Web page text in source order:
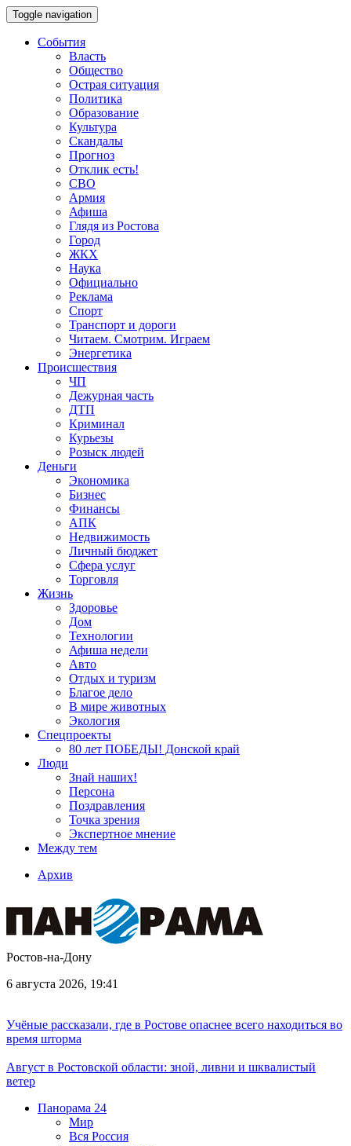
Toggle navigation
События
Власть
Общество
Острая ситуация
Политика
Образование
Культура
Скандалы
Прогноз
Отклик есть!
СВО
Армия
Афиша
Глядя из Ростова
Город
ЖКХ
Наука
Официально
Реклама
Спорт
Транспорт и дороги
Читаем. Смотрим. Играем
Энергетика
Происшествия
ЧП
Дежурная часть
ДТП
Криминал
Курьезы
Розыск людей
Деньги
Экономика
Бизнес
Финансы
АПК
Недвижимость
Личный бюджет
Сфера услуг
Торговля
Жизнь
Здоровье
Дом
Технологии
Афиша недели
Авто
Отдых и туризм
Благое дело
В мире животных
Экология
Спецпроекты
80 лет ПОБЕДЫ! Донской край
Люди
Знай наших!
Персона
Поздравления
Точка зрения
Экспертное мнение
Между тем
Архив
Ростов-на-Дону
6 августа 2026, 19:41
Учёные рассказали, где в Ростове опаснее всего находиться во
время шторма
Август в Ростовской области: зной, ливни и шквалистый
ветер
Панорама 24
Мир
Вся Россия